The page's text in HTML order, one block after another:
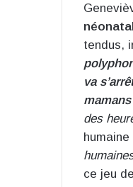
tendus,
va
des
ce jeu